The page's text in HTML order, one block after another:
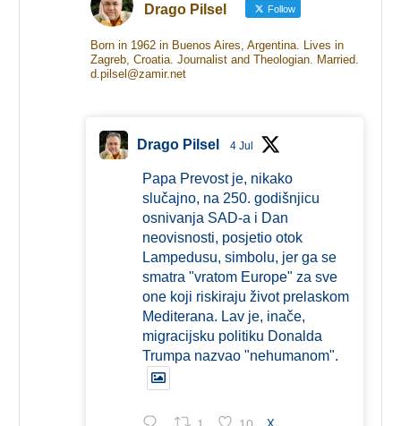
Drago Pilsel Follow
Born in 1962 in Buenos Aires, Argentina. Lives in
Zagreb, Croatia. Journalist and Theologian. Married.
d.pilsel@zamir.net
Drago Pilsel 4 Jul
Papa Prevost je, nikako
slučajno, na 250. godišnjicu
osnivanja SAD-a i Dan
neovisnosti, posjetio otok
Lampedusu, simbolu, jer ga se
smatra "vratom Europe" za sve
one koji riskiraju život prelaskom
Mediterana. Lav je, inače,
migracijsku politiku Donalda
Trumpa nazvao "nehumanom".